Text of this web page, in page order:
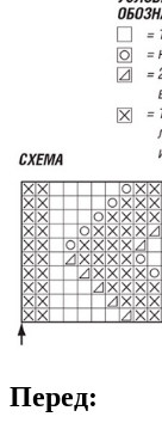
Перед: